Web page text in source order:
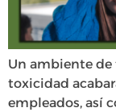
Un ambiente
toxicidad
empleados, así